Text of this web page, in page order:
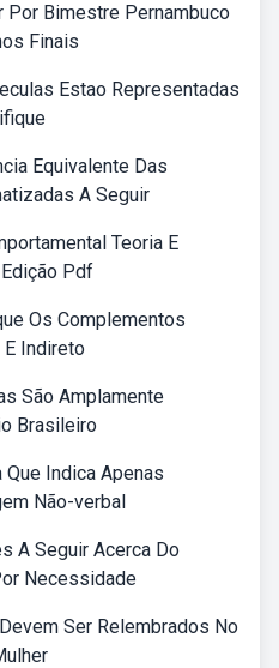
Por Bimestre Pernambuco
Finais
Estao Representadas
Equivalente Das
A Seguir
Teoria E
Pdf
Os Complementos
Indireto
São Amplamente
Brasileiro
Indica Apenas
Não-verbal
A Seguir Acerca Do
Necessidade
Ser Relembrados No